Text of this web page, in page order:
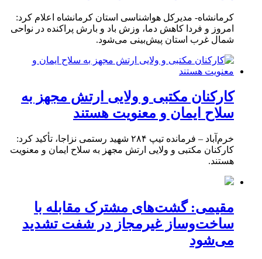
کرمانشاه- مدیرکل هواشناسی استان کرمانشاه اعلام کرد:
امروز و فردا کاهش دما، وزش باد و بارش پراکنده در نواحی
شمال غرب استان پیش‌بینی می‌شود.
کارکنان مکتبی و ولایی ارتش مجهز به
سلاح ایمان و معنویت هستند
خرم‌آباد – فرمانده تیپ ۲۸۴ شهید رستمی نزاجا، تأکید کرد:
کارکنان مکتبی و ولایی ارتش مجهز به سلاح ایمان و معنویت
هستند.
مقیمی: گشت‌های مشترک مقابله با
ساخت‌وساز غیرمجاز در شفت تشدید
می‌شود